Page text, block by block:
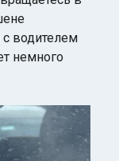
с водителем
немного